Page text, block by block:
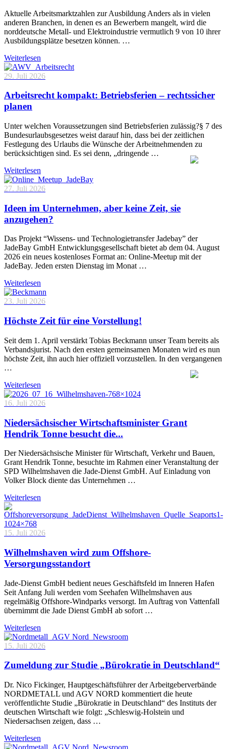
Aktuelle Arbeitsmarktzahlen zur Ausbildung Anders als in vielen
anderen Branchen, in denen es an Bewerbern mangelt, wird die
norddeutsche Metall- und Elektroindustrie vermutlich 9 von 10 ihrer
Ausbildungsplätze besetzen können. …
Weiterlesen
29. Juli 2026
Arbeitsrecht kompakt: Betriebsferien – rechtssicher
planen
Unter welchen Voraussetzungen sind Betriebsferien zulässig?§ 7 des
Bundesurlaubsgesetzes weist darauf hin, dass bei der zeitlichen
Festlegung des Urlaubs die Wünsche der Arbeitnehmenden zu
berücksichtigen sind. Es sei denn, „dringende …
Weiterlesen
27. Juli 2026
Ideen im Unternehmen, aber keine Zeit, sie
anzugehen?
Das Projekt “Wissens- und Technologietransfer Jadebay” der
JadeBay GmbH Entwicklungsgesellschaft bietet ab dem 04. August
2026 ein neues kostenloses Format an: Online-Meetup mit der
JadeBay. Jeden ersten Dienstag im Monat …
Weiterlesen
23. Juli 2026
Höchste Zeit für eine Vorstellung!
Seit dem 1. April verstärkt Tobias Beckmann unser Team bereits als
Verbandsjurist. Nach den ersten gemeinsamen Monaten wird es nun
höchste Zeit, ihn auch hier offiziell vorzustellen. In den vergangenen
…
Weiterlesen
16. Juli 2026
Niedersächsischer Wirtschaftsminister Grant
Hendrik Tonne besucht die...
Der Niedersächsische Minister für Wirtschaft, Verkehr und Bauen,
Grant Hendrik Tonne, besuchte im Rahmen einer Veranstaltung der
SPD Wilhelmshaven die Jade-Dienst GmbH. Auf Einladung von
Volker Block diente das Unternehmen …
Weiterlesen
15. Juli 2026
Wilhelmshaven wird zum Offshore-
Versorgungsstandort
Jade-Dienst GmbH bedient neues Geschäftsfeld im Inneren Hafen
Seit Anfang Juli werden vom Seehafen Wilhelmshaven aus
regelmäßig Offshore-Windparks versorgt. Im Auftrag von Vattenfall
übernimmt die Jade Dienst GmbH ab sofort …
Weiterlesen
15. Juli 2026
Zumeldung zur Studie „Bürokratie in Deutschland“
Dr. Nico Fickinger, Hauptgeschäftsführer der Arbeitgeberverbände
NORDMETALL und AGV NORD kommentiert die heute
veröffentlichte Studie „Bürokratie in Deutschland“ des Instituts der
deutschen Wirtschaft wie folgt: „Schleswig-Holstein und
Niedersachsen zeigen, dass …
Weiterlesen